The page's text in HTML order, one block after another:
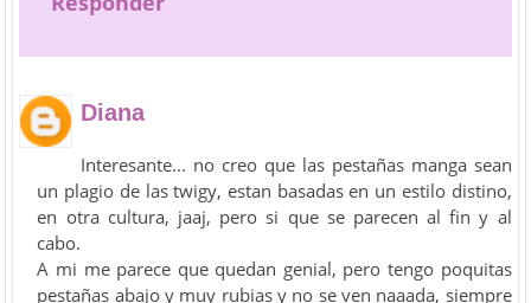
Diana
Interesante... no creo que las pestañas manga sean
un plagio de las twigy, estan basadas en un estilo distino,
en otra cultura, jaaj, pero si que se parecen al fin y al
cabo.
A mi me parece que quedan genial, pero tengo poquitas
pestañas abajo y muy rubias y no se ven naaada, siempre